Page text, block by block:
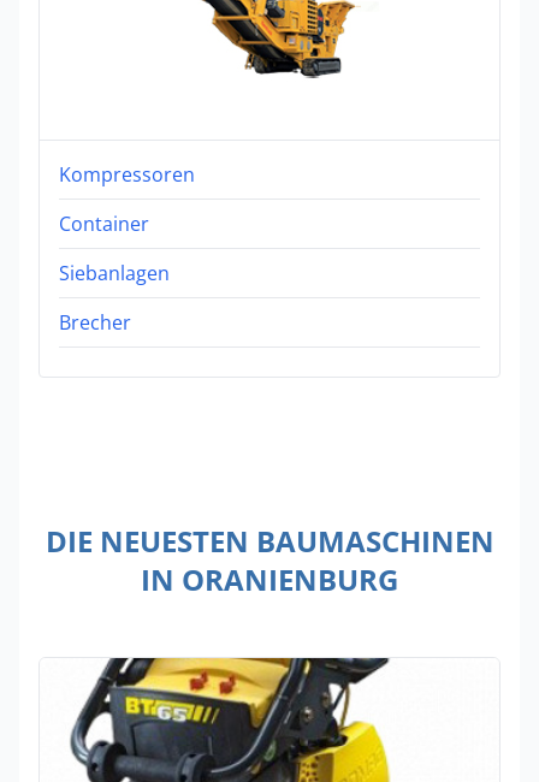
Kompressoren
Container
Siebanlagen
Brecher
DIE NEUESTEN BAUMASCHINEN
IN ORANIENBURG